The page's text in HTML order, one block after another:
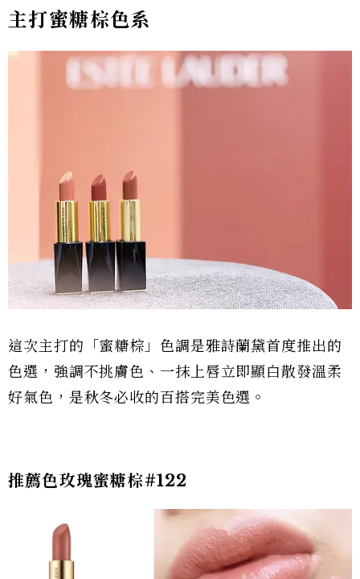
主打蜜糖棕色系
這次主打的「蜜糖棕」色調是雅詩蘭黛首度推出的
色選，強調不挑膚色、一抹上唇立即顯白散發溫柔
好氣色，是秋冬必收的百搭完美色選。
推薦色玫瑰蜜糖棕#122